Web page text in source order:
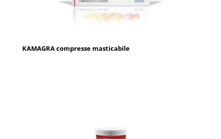
KAMAGRA compresse masticabile